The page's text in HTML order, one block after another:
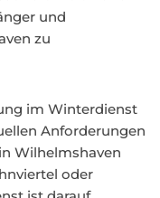
und
zu
im Winterdienst
Anforderungen
Wilhelmshaven
oder